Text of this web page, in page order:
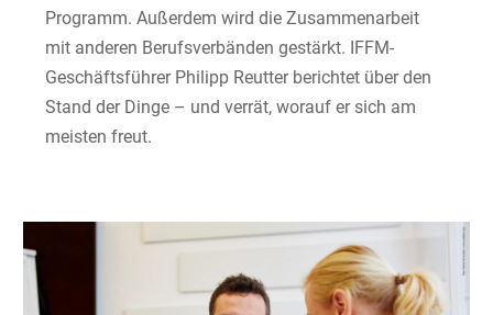
Programm. Außerdem wird die Zusammenarbeit
mit anderen Berufsverbänden gestärkt. IFFM-
Geschäftsführer Philipp Reutter berichtet über den
Stand der Dinge – und verrät, worauf er sich am
meisten freut.